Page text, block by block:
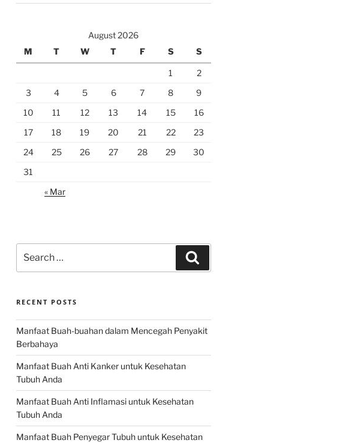
August 2026
M
T W T F S S
1
2
3
4 5 6 7 8
9
10
11 12 13 14 15
16
17
18 19 20 21 22
23
24
25 26 27 28 29
30
31
« Mar
for:
RECENT POSTS
Manfaat Buah-buahan dalam Mencegah Penyakit
Berbahaya
Manfaat Buah Anti Kanker untuk Kesehatan
Tubuh Anda
Manfaat Buah Anti Inflamasi untuk Kesehatan
Tubuh Anda
Manfaat Buah Penyegar Tubuh untuk Kesehatan